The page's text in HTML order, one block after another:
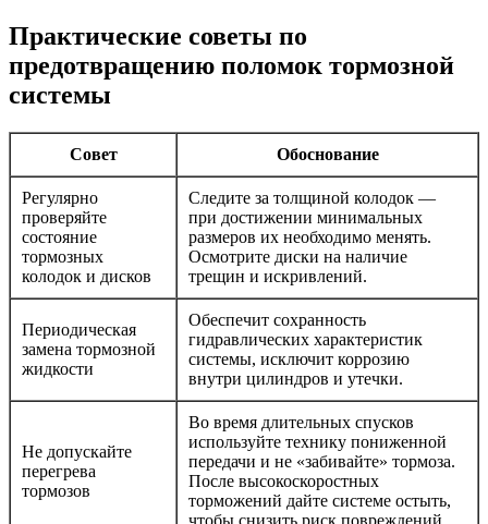
Практические советы по
предотвращению поломок тормозной
системы
Совет Обоснование
Регулярно
проверяйте
состояние
тормозных
колодок и дисков
Следите за толщиной колодок —
при достижении минимальных
размеров их необходимо менять.
Осмотрите диски на наличие
трещин и искривлений.
Периодическая
замена тормозной
жидкости
Обеспечит сохранность
гидравлических характеристик
системы, исключит коррозию
внутри цилиндров и утечки.
Не допускайте
перегрева
тормозов
Во время длительных спусков
используйте технику пониженной
передачи и не «забивайте» тормоза.
После высокоскоростных
торможений дайте системе остыть,
чтобы снизить риск повреждений.